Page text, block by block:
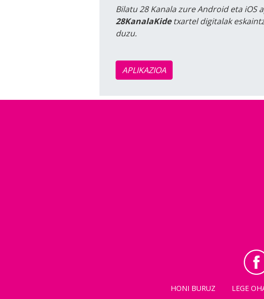
Bilatu 28 Kanala zure Android eta iOS
28KanalaKidetxartel digitalak
duzu.
APLIKAZIOA
HONI BURUZ LEGE